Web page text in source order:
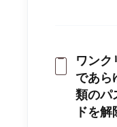
ワンク
であら
類のパ
ドを解